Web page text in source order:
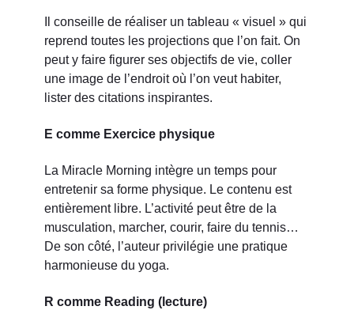
Il conseille de réaliser un tableau « visuel » qui
reprend toutes les projections que l’on fait. On
peut y faire figurer ses objectifs de vie, coller
une image de l’endroit où l’on veut habiter,
lister des citations inspirantes.
E comme Exercice physique
La Miracle Morning intègre un temps pour
entretenir sa forme physique. Le contenu est
entièrement libre. L’activité peut être de la
musculation, marcher, courir, faire du tennis…
De son côté, l’auteur privilégie une pratique
harmonieuse du yoga.
R comme Reading (lecture)